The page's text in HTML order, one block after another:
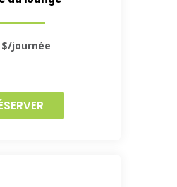
$/journée